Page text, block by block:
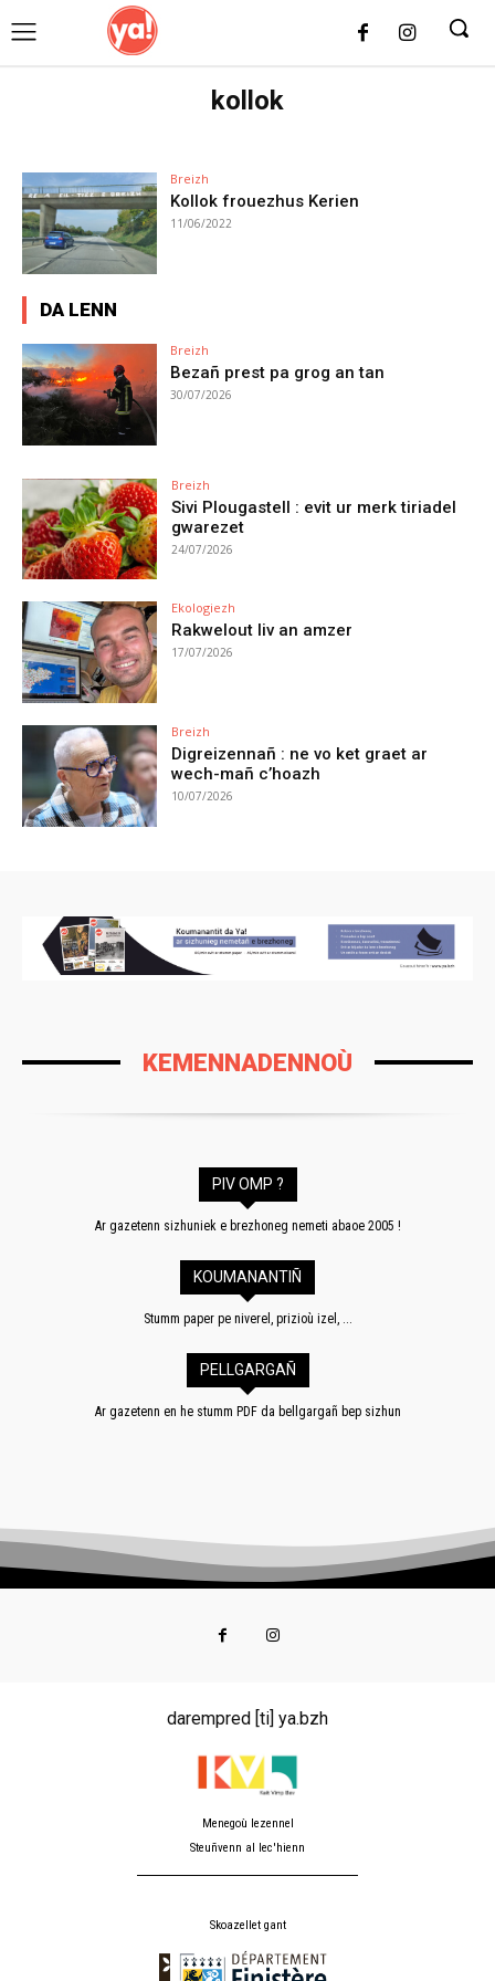
kollok
Breizh
Kollok frouezhus Kerien
11/06/2022
DA LENN
Breizh
Bezañ prest pa grog an tan
30/07/2026
Breizh
Sivi Plougastell : evit ur merk tiriadel
gwarezet
24/07/2026
Ekologiezh
Rakwelout liv an amzer
17/07/2026
Breizh
Digreizennañ : ne vo ket graet ar
wech-mañ c’hoazh
10/07/2026
KEMENNADENNOÙ
PIV OMP ?
Ar gazetenn sizhuniek e brezhoneg nemeti abaoe 2005 !
KOUMANANTIÑ
Stumm paper pe niverel, prizioù izel, ...
PELLGARGAÑ
Ar gazetenn en he stumm PDF da bellgargañ bep sizhun
darempred [ti] ya.bzh
Menegoù lezennel
Steuñvenn al lec'hienn
Skoazellet gant